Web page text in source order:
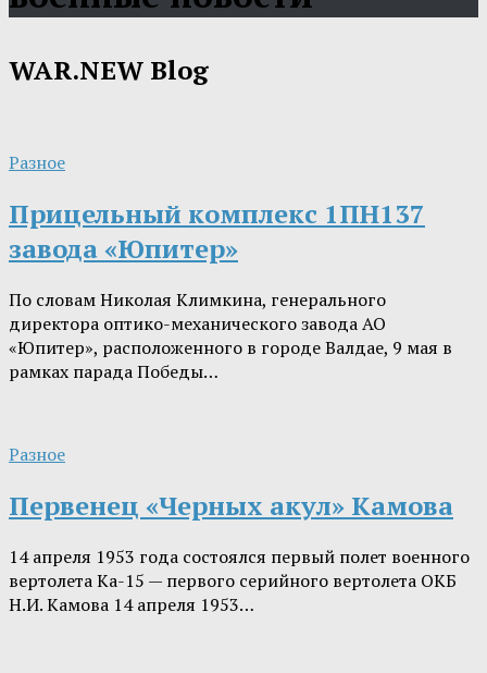
WAR.NEW Blog
Разное
Прицельный комплекс 1ПН137
завода «Юпитер»
По словам Николая Климкина, генерального
директора оптико-механического завода АО
«Юпитер», расположенного в городе Валдае, 9 мая в
рамках парада Победы…
Разное
Первенец «Черных акул» Камова
14 апреля 1953 года состоялся первый полет военного
вертолета Ка-15 — первого серийного вертолета ОКБ
Н.И. Камова 14 апреля 1953…